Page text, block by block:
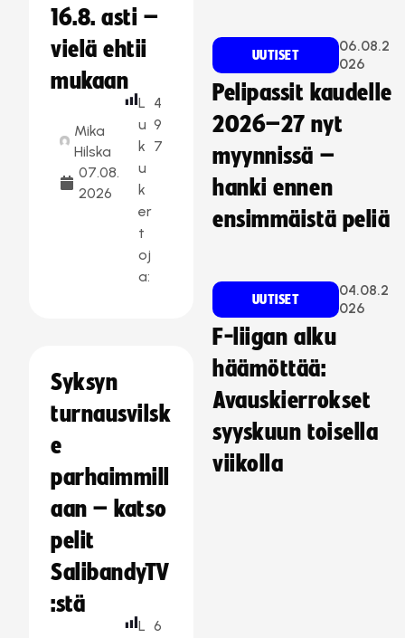
16.8. asti –
vielä ehtii
mukaan
Mika
Hilska
07.08.
2026
L
u
k
u
k
er
t
oj
a:
4
9
7
Syksyn
turnausvilsk
e
parhaimmill
aan – katso
pelit
SalibandyTV
:stä
L 6
UUTISET
06.08.2
026
Pelipassit kaudelle
2026–27 nyt
myynnissä –
hanki ennen
ensimmäistä peliä
UUTISET
04.08.2
026
F-liigan alku
häämöttää:
Avauskierrokset
syyskuun toisella
viikolla